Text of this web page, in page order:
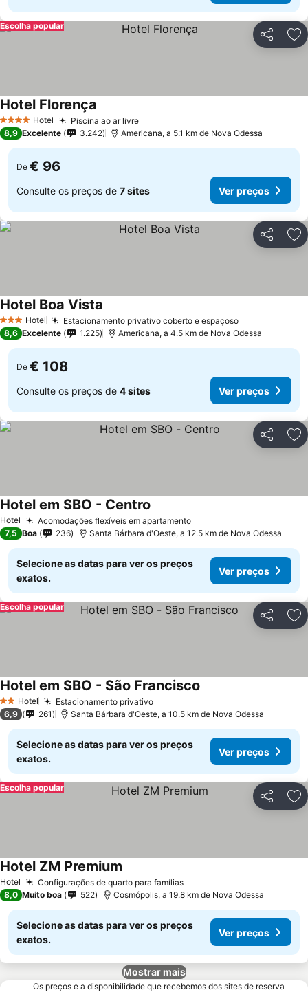
Partilhar
Escolha popular
4 EstrelasHotel Piscina ao ar livreVer preços
Hotel Florença
8,9 Excelente 3.242 Americana, a 5.1 km de Nova Odessa
De € 96
Consulte os preços de 7 sites Ver preços
Partilhar
3 EstrelasHotel Estacionamento privativo coberto e espaçosoVer preços
Hotel Boa Vista
8,6 Excelente 1.225 Americana, a 4.5 km de Nova Odessa
De € 108
Consulte os preços de 4 sites Ver preços
Partilhar
Hotel Acomodações flexíveis em apartamentoVer preços
Hotel em SBO - Centro
7,5 Boa 236 Santa Bárbara d'Oeste, a 12.5 km de Nova Odessa
Selecione as datas para ver os preços
exatos.
Ver preços
Partilhar
Escolha popular
2 Estrelas
Hotel Estacionamento privativoVer preços
Hotel em SBO - São Francisco
6,9 261 Santa Bárbara d'Oeste, a 10.5 km de Nova Odessa
Selecione as datas para ver os preços
exatos.
Ver preços
Partilhar
Escolha popular
Hotel Configurações de quarto para famíliasVer preços
Hotel ZM Premium
8,0 Muito boa 522 Cosmópolis, a 19.8 km de Nova Odessa
Selecione as datas para ver os preços
exatos.
Ver preços
Mostrar mais
Os preços e a disponibilidade que recebemos dos sites de reserva